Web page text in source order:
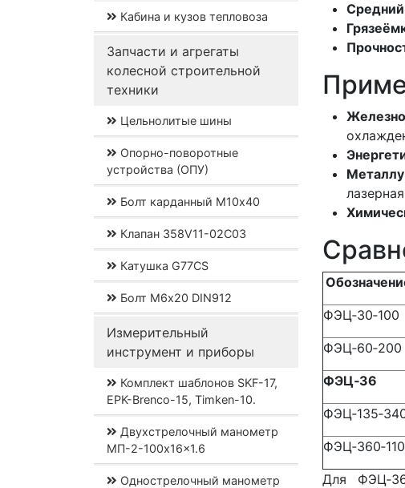
Кабина и кузов тепловоза
Запчасти и агрегаты
колесной строительной
техники
Цельнолитые шины
Опорно-поворотные
устройства (ОПУ)
Болт карданный М10х40
Клапан 358V11-02C03
Катушка G77CS
Болт М6х20 DIN912
Измерительный
инструмент и приборы
Комплект шаблонов SKF-17,
EPK-Brenco-15, Timken-10.
Двухстрелочный манометр
МП-2-100x16x1.6
Однострелочный манометр
ФЭЦ‑30‑100
ФЭЦ‑60‑200
ФЭЦ‑36
Для